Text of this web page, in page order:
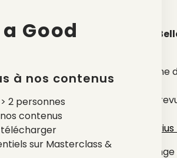
du 7 au 24 décembre, Floréal
FRANCE ONLY !
vin nature, ou déguster la
marques de talent.
objets de décoration, livres et
:
Création de scrunchie avec du
Good
à nos contenus
2 personnes
contenus
télécharger
sur Masterclass &